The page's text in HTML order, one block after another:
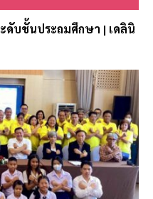
ดับชั้นประถมศึกษา | เดลินิ